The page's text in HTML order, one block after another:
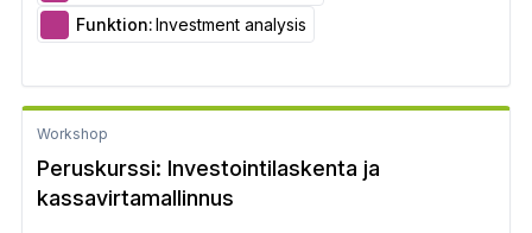
Funktion:Investment analysis
Workshop
Peruskurssi: Investointilaskenta ja
kassavirtamallinnus